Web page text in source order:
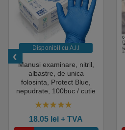
Disponibil cu A.I.​!
Manusi examinare, nitril,
albastre, de unica
folosinta, Protect Blue,
nepudrate, 100buc / cutie
saloane si domeniul
industrial, calitate premium
18.05 lei + TVA